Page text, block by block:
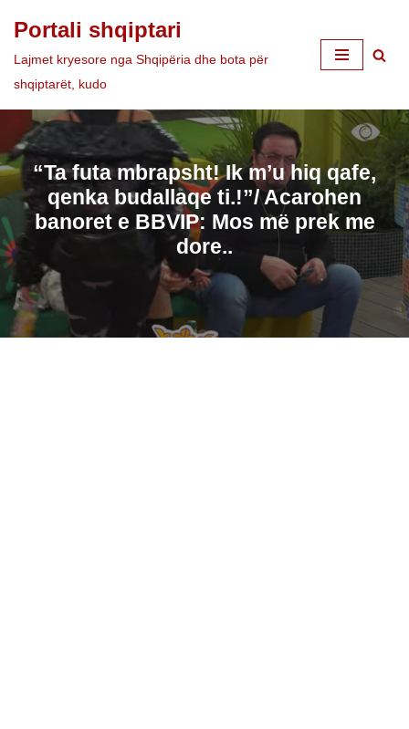
Skip
to
Portali shqiptari
Lajmet kryesore nga Shqipëria dhe bota për
shqiptarët, kudo
“Ta futa mbrapsht! Ik m’u hiq qafe,
qenka budallaqe ti.!”/ Acarohen
banoret e BBVIP: Mos më prek me
dore..